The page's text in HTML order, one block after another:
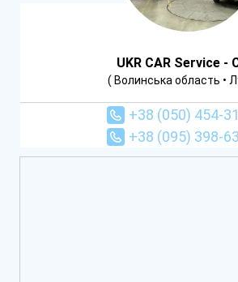
UKR CAR Service -
( Волинська область •
+38 (050) 454-
+38 (095) 398-